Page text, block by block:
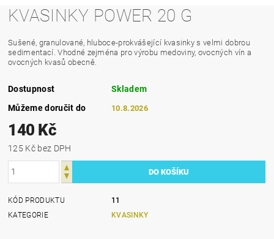
KVASINKY POWER 20 G
Sušené, granulované, hluboce-prokvášející kvasinky s velmi dobrou
sedimentací. Vhodné zejména pro výrobu medoviny, ovocných vín a
ovocných kvasů obecně.
Dostupnost
Skladem
Můžeme doručit do
10.8.2026
140 Kč
125 Kč bez DPH
KÓD PRODUKTU
11
KATEGORIE
KVASINKY